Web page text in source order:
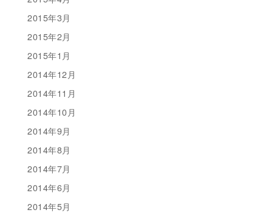
2015年3月
2015年2月
2015年1月
2014年12月
2014年11月
2014年10月
2014年9月
2014年8月
2014年7月
2014年6月
2014年5月